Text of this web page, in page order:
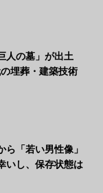
人の墓」が出土
埋葬・建築技術
「若い男性像」
いし、保存状態は